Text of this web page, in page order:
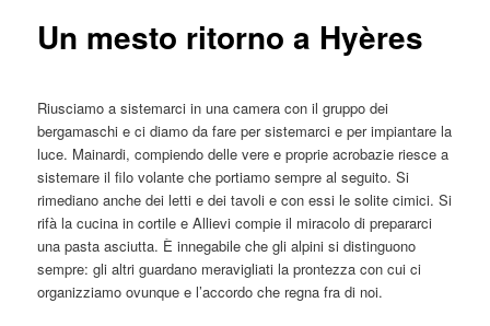
Un mesto ritorno a Hyères
Riusciamo a sistemarci in una camera con il gruppo dei
bergamaschi e ci diamo da fare per sistemarci e per impiantare la
luce. Mainardi, compiendo delle vere e proprie acrobazie riesce a
sistemare il filo volante che portiamo sempre al seguito. Si
rimediano anche dei letti e dei tavoli e con essi le solite cimici. Si
rifà la cucina in cortile e Allievi compie il miracolo di prepararci
una pasta asciutta. È innegabile che gli alpini si distinguono
sempre: gli altri guardano meravigliati la prontezza con cui ci
organizziamo ovunque e l’accordo che regna fra di noi.